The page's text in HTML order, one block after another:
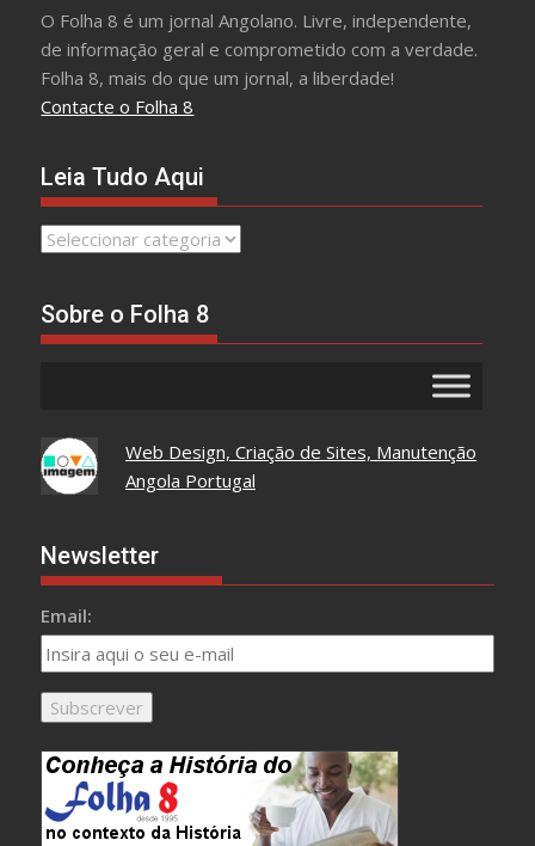
O Folha 8 é um jornal Angolano. Livre, independente,
de informação geral e comprometido com a verdade.
Folha 8, mais do que um jornal, a liberdade!
Contacte o Folha 8
Leia Tudo Aqui
Leia
Sobre o Folha 8
Web Design, Criação de Sites, Manutenção
Angola Portugal
Newsletter
Email: